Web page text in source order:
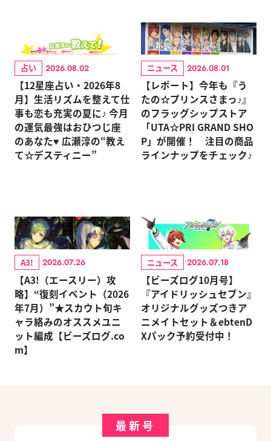
占い 2026.08.02
【12星座占い・2026年8
月】生活リズムを整えて仕
事も恋も充実の夏に♪ 今月
の運気最強はおひつじ座
のあなた♥ 広瀬淳の“教え
て☆デスティニー”
ニュース 2026.08.01
【レポート】今年も『う
たの☆プリンスさまっ♪』
のフラッグシップストア
「UTA☆PRI GRAND SHO
P」が開催！ 注目の商品
ラインナップをチェック♪
A3! 2026.07.26
【A3!（エースリー）攻
略】“復刻イベント（2026
年7月）”★スカウト旬キ
ャラ絡みのオススメユニ
ット編成【ビーズログ.co
m】
ニュース 2026.07.18
【ビーズログ10月号】
『アイドリッシュセブン』
オリジナルグッズつきア
ニメイトセット＆ebtenD
Xパック予約受付中！
最新号